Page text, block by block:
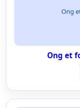
Ong
Ong et